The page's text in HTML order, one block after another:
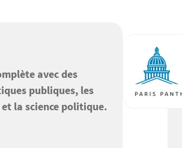
avec des
publiques, les
la science politique.